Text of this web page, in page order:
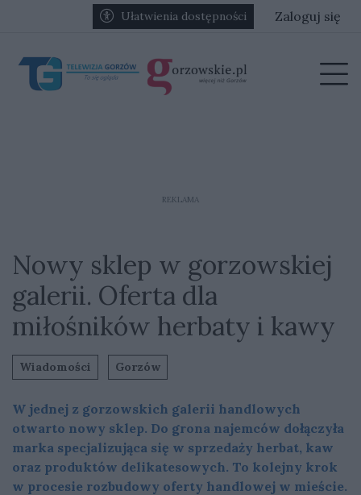
Przejdź do głównych treści
Przejdź do głównego menuUłatwienia dostępności Zaloguj się
REKLAMA
Nowy sklep w gorzowskiej
galerii. Oferta dla
miłośników herbaty i kawy
Wiadomości Gorzów
W jednej z gorzowskich galerii handlowych
otwarto nowy sklep. Do grona najemców dołączyła
marka specjalizująca się w sprzedaży herbat, kaw
oraz produktów delikatesowych. To kolejny krok
w procesie rozbudowy oferty handlowej w mieście.